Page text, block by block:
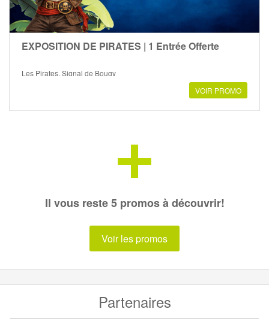
EXPOSITION DE PIRATES | 1 Entrée Offerte
Les Pirates, Signal de Bougy
VOIR PROMO
+
Il vous reste 5 promos à découvrir!
Voir les promos
Partenaires